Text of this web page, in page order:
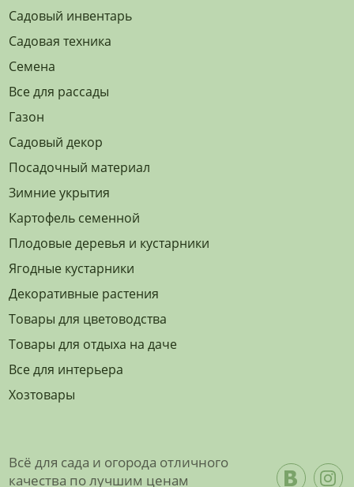
Садовый инвентарь
Садовая техника
Семена
Все для рассады
Газон
Садовый декор
Посадочный материал
Зимние укрытия
Картофель семенной
Плодовые деревья и кустарники
Ягодные кустарники
Декоративные растения
Товары для цветоводства
Товары для отдыха на даче
Все для интерьера
Хозтовары
Всё для сада и огорода отличного
качества по лучшим ценам